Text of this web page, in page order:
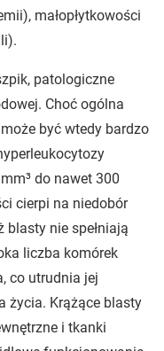
małopłytkowości
patologiczne
Choć ogólna
być wtedy bardzo
do nawet 300
cierpi na niedobór
blasty nie spełniają
liczba komórek
co utrudnia jej
życia. Krążące blasty
i tkanki